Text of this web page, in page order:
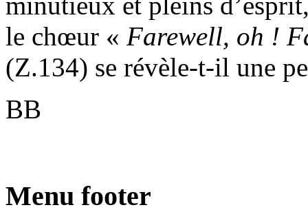
le chœur « Farewell, oh !
(Z.134) se révèle-t-il une
BB
Menu footer